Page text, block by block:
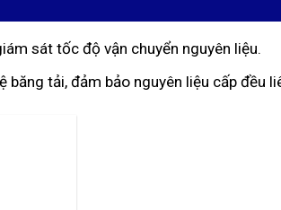
sát tốc độ vận chuyển nguyên liệu.
băng tải, đảm bảo nguyên liệu cấp đều